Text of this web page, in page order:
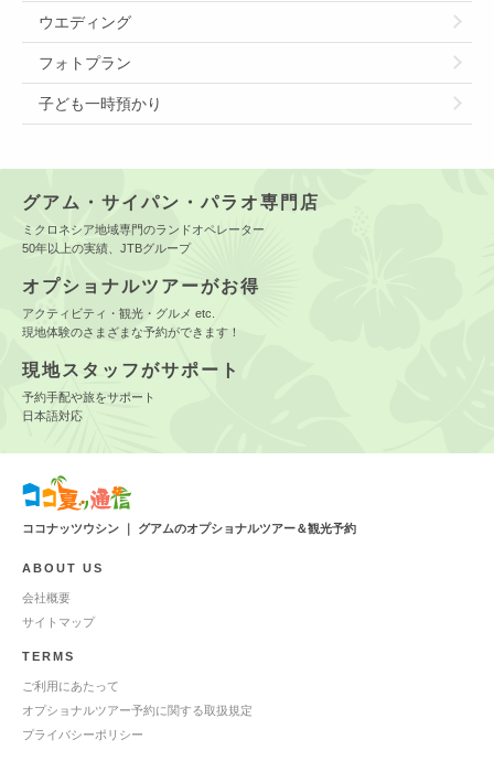
ウエディング
フォトプラン
子ども一時預かり
グアム・サイパン・パラオ専門店
ミクロネシア地域専門のランドオペレーター
50年以上の実績、JTBグループ
オプショナルツアーがお得
アクティビティ・観光・グルメ etc.
現地体験のさまざまな予約ができます！
現地スタッフがサポート
予約手配や旅をサポート
日本語対応
ココナッツウシン ｜ グアムのオプショナルツアー＆観光予約
ABOUT US
会社概要
サイトマップ
TERMS
ご利用にあたって
オプショナルツアー予約に関する取扱規定
プライバシーポリシー